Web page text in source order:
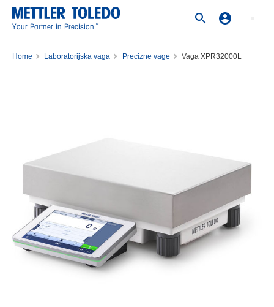
Your Partner in Precision™
Home Laboratorijska vaga Precizne vage Vaga XPR32000L